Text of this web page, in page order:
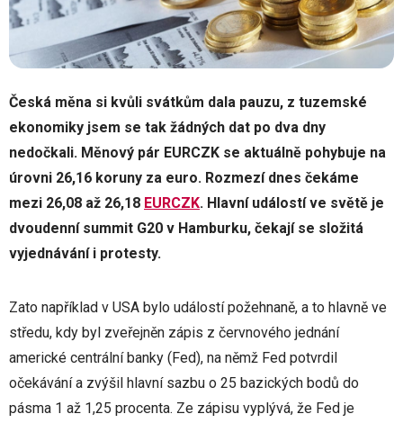
Česká měna si kvůli svátkům dala pauzu, z tuzemské
ekonomiky jsem se tak žádných dat po dva dny
nedočkali. Měnový pár EURCZK se aktuálně pohybuje na
úrovni 26,16 koruny za euro. Rozmezí dnes čekáme
mezi 26,08 až 26,18 EURCZK. Hlavní událostí ve světě je
dvoudenní summit G20 v Hamburku, čekají se složitá
vyjednávání i protesty.
Zato například v USA bylo událostí požehnaně, a to hlavně ve
středu, kdy byl zveřejněn zápis z červnového jednání
americké centrální banky (Fed), na němž Fed potvrdil
očekávání a zvýšil hlavní sazbu o 25 bazických bodů do
pásma 1 až 1,25 procenta. Ze zápisu vyplývá, že Fed je